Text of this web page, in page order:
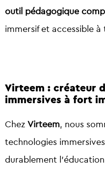
outil pédagogique
immersif et accessible à
Virteem : créateur
immersives à fort
Chez Virteem, nous
technologies
durablement